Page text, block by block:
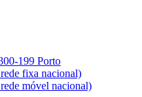
199 Porto
fixa nacional)
móvel nacional)